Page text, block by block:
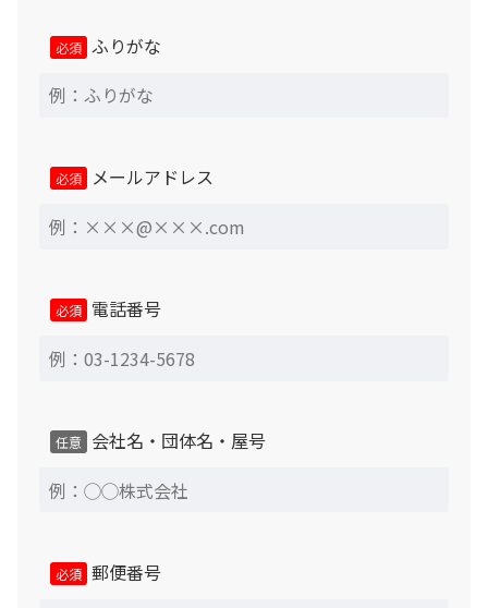
対応には出張諸経費が必要となります。
す。商品が問題なく使用できる状態にある事は確認済です
願い致します。
返品・交換・キャンセルについて
音性能や室内音場についての主観的印象・評価に基づく返
品、その他お客様のご都合による返品・キャンセルはお受
けできかねますので、あらかじめご了承ください。 但
1、商品に修復困難な不具合があった場合 2、ご注文商
※返品時には必ず付属品が全て揃った状態が前提となりま
必須 ふりがな
必須 メールアドレス
必須 電話番号
任意 会社名・団体名・屋号
必須 郵便番号